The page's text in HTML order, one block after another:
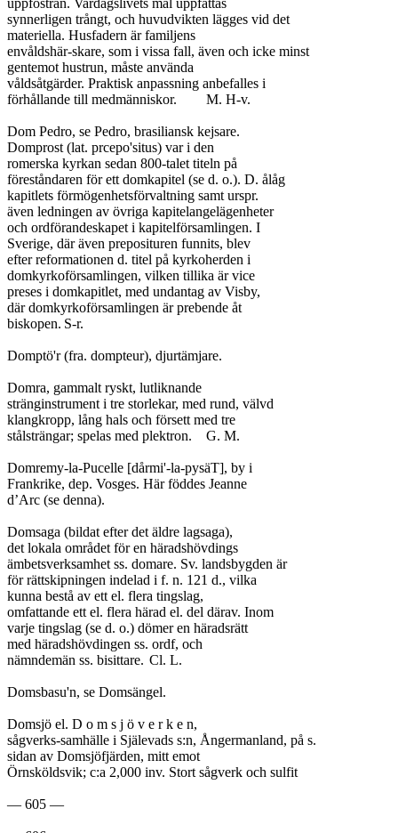
uppfostran. Vardagslivets mål uppfattas
synnerligen trångt, och huvudvikten lägges vid det
materiella. Husfadern är familjens
envåldshär-skare, som i vissa fall, även och icke minst
gentemot hustrun, måste använda
våldsåtgärder. Praktisk anpassning anbefalles i
förhållande till medmänniskor.	M. H-v.
Dom Pedro, se Pedro, brasiliansk kejsare.
Domprost (lat. prcepo'situs) var i den
romerska kyrkan sedan 800-talet titeln på
föreståndaren för ett domkapitel (se d. o.). D. ålåg
kapitlets förmögenhetsförvaltning samt urspr.
även ledningen av övriga kapitelangelägenheter
och ordförandeskapet i kapitelförsamlingen. I
Sverige, där även preposituren funnits, blev
efter reformationen d. titel på kyrkoherden i
domkyrkoförsamlingen, vilken tillika är vice
preses i domkapitlet, med undantag av Visby,
där domkyrkoförsamlingen är prebende åt
biskopen.	S-r.
Domptö'r (fra. dompteur), djurtämjare.
Domra, gammalt ryskt, lutliknande
stränginstrument i tre storlekar, med rund, välvd
klangkropp, lång hals och försett med tre
stålsträngar; spelas med plektron.	G. M.
Domremy-la-Pucelle [dårmi'-la-pysäT], by i
Frankrike, dep. Vosges. Här föddes Jeanne
d’Arc (se denna).
Domsaga (bildat efter det äldre lagsaga),
det lokala området för en häradshövdings
ämbetsverksamhet ss. domare. Sv. landsbygden är
för rättskipningen indelad i f. n. 121 d., vilka
kunna bestå av ett el. flera tingslag,
omfattande ett el. flera härad el. del därav. Inom
varje tingslag (se d. o.) dömer en häradsrätt
med häradshövdingen ss. ordf, och
nämndemän ss. bisittare.	Cl. L.
Domsbasu'n, se Domsängel.
Domsjö el. D o m s j ö v e r k e n,
sågverks-samhälle i Själevads s:n, Ångermanland, på s.
sidan av Domsjöfjärden, mitt emot
Örnsköldsvik; c:a 2,000 inv. Stort sågverk och sulfit
— 605 —